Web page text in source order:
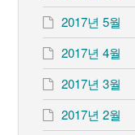
2017년 5월
2017년 4월
2017년 3월
2017년 2월